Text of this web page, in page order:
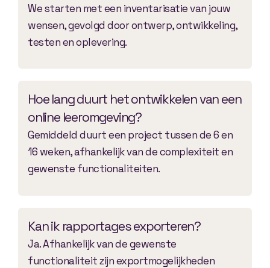
We starten met een inventarisatie van jouw
wensen, gevolgd door ontwerp, ontwikkeling,
testen en oplevering.
Hoe lang duurt het ontwikkelen van een
online leeromgeving?
Gemiddeld duurt een project tussen de 6 en
16 weken, afhankelijk van de complexiteit en
gewenste functionaliteiten.
Kan ik rapportages exporteren?
Ja. Afhankelijk van de gewenste
functionaliteit zijn exportmogelijkheden